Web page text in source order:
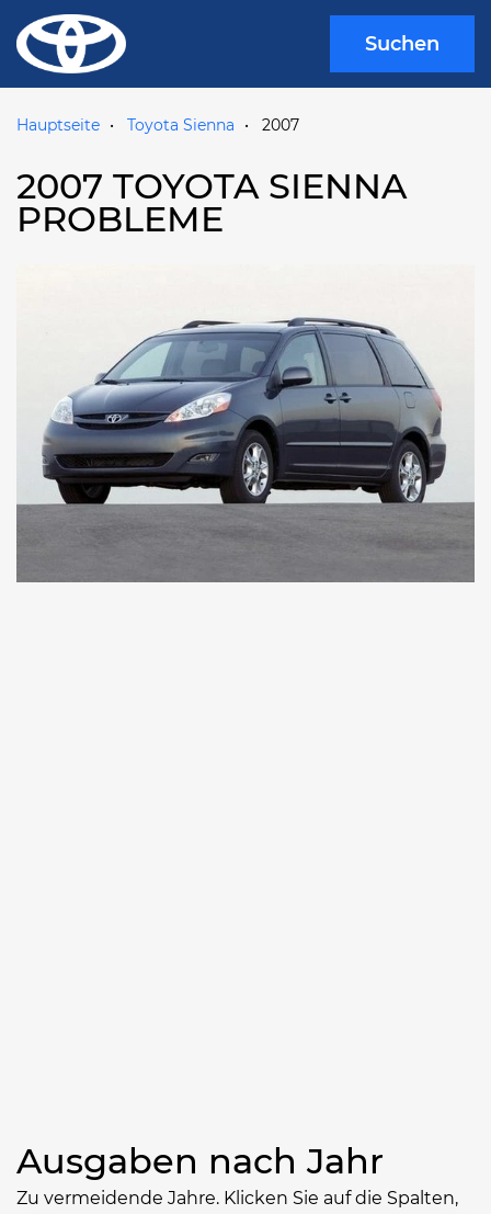
Suchen
Hauptseite Toyota Sienna 2007
2007 TOYOTA SIENNA
PROBLEME
Ausgaben nach Jahr
Zu vermeidende Jahre. Klicken Sie auf die Spalten,